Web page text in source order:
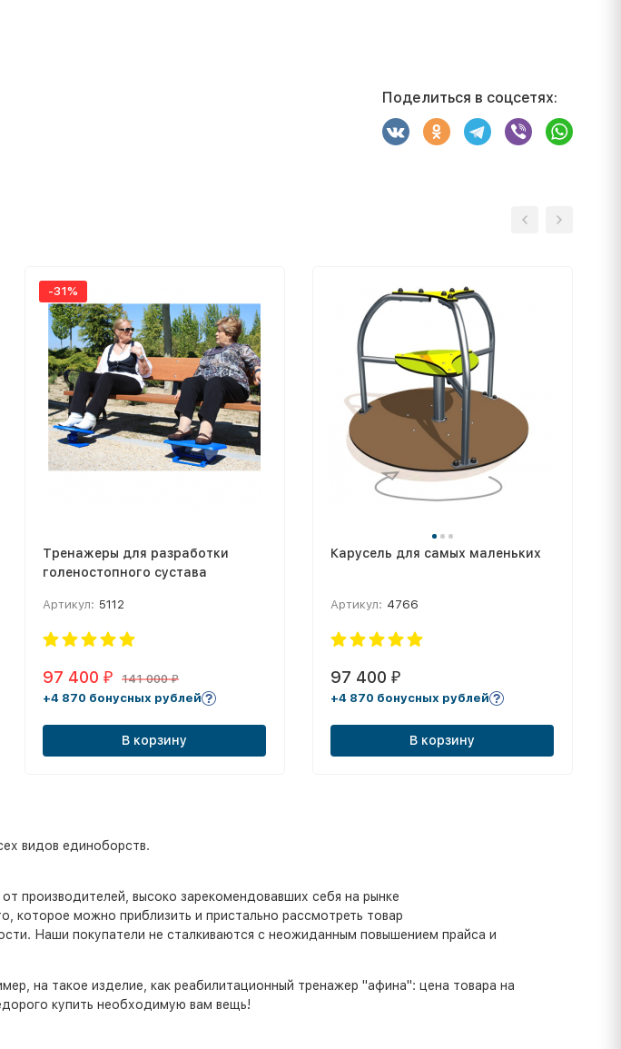
Поделиться в соцсетях:
-31%
Тренажеры для разработки
голеностопного сустава
Артикул: 5112
97 400 ₽ 141 000₽
+4 870 бонусных рублей
В корзину
Карусель для самых маленьких
Артикул: 4766
97 400 ₽
+4 870 бонусных рублей
В корзину
видов единоборств.
производителей, высоко зарекомендовавших себя на рынке
которое можно приблизить и пристально рассмотреть товар
Наши покупатели не сталкиваются с неожиданным повышением прайса и
на такое изделие, как реабилитационный тренажер "афина": цена товара на
купить необходимую вам вещь!